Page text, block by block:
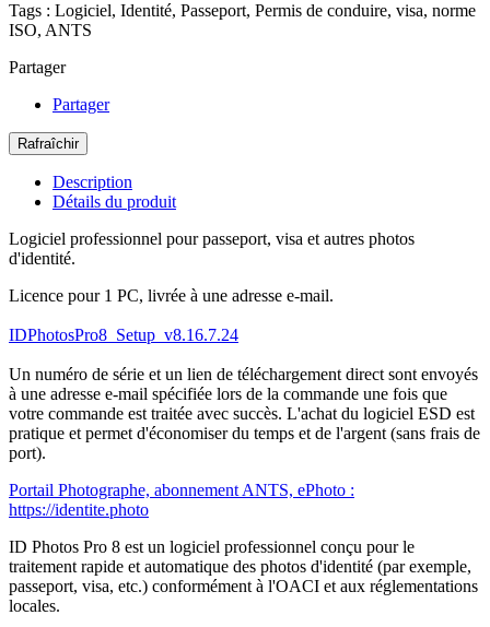
Tags : Logiciel, Identité, Passeport, Permis de conduire, visa, norme
ISO, ANTS
Partager
Partager
Description
Détails du produit
Logiciel professionnel pour passeport, visa et autres photos
d'identité.
Licence pour 1 PC, livrée à une adresse e-mail.
IDPhotosPro8_Setup_v8.16.7.24
Un numéro de série et un lien de téléchargement direct sont envoyés
à une adresse e-mail spécifiée lors de la commande une fois que
votre commande est traitée avec succès. L'achat du logiciel ESD est
pratique et permet d'économiser du temps et de l'argent (sans frais de
port).
Portail Photographe, abonnement ANTS, ePhoto :
https://identite.photo
ID Photos Pro 8 est un logiciel professionnel conçu pour le
traitement rapide et automatique des photos d'identité (par exemple,
passeport, visa, etc.) conformément à l'OACI et aux réglementations
locales.